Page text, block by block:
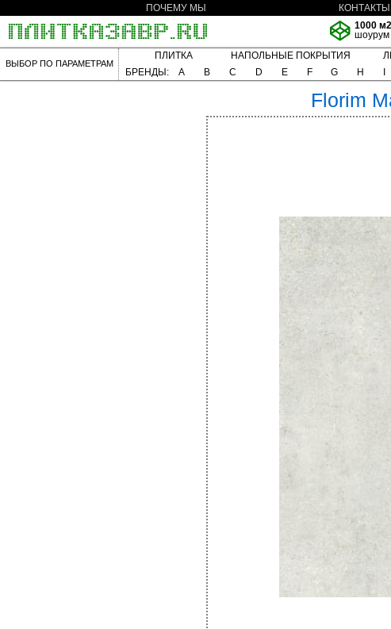
ПОЧЕМУ МЫ КОНТАКТЫ
1000 м2
шоурум
ВЫБОР ПО ПАРАМЕТРАМ
ПЛИТКА НАПОЛЬНЫЕ ПОКРЫТИЯ
БРЕНДЫ:
A B C D E F G H
Florim